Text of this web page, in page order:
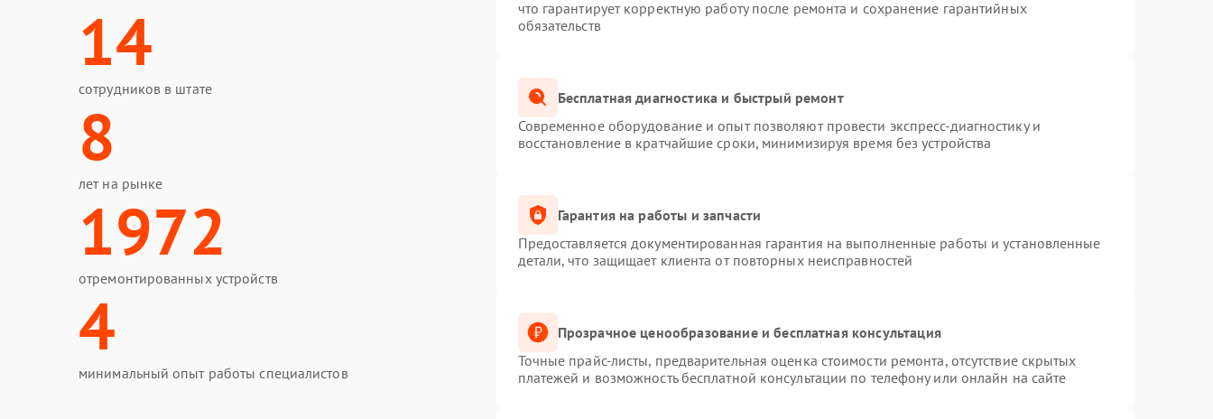
14
сотрудников в штате
8
лет на рынке
1972
отремонтированных устройств
4
минимальный опыт работы специалистов
что гарантирует корректную работу после ремонта и сохранение гарантийных
обязательств
Бесплатная диагностика и быстрый ремонт
Современное оборудование и опыт позволяют провести экспресс-диагностику и
восстановление в кратчайшие сроки, минимизируя время без устройства
Гарантия на работы и запчасти
Предоставляется документированная гарантия на выполненные работы и установленные
детали, что защищает клиента от повторных неисправностей
Прозрачное ценообразование и бесплатная консультация
Точные прайс-листы, предварительная оценка стоимости ремонта, отсутствие скрытых
платежей и возможность бесплатной консультации по телефону или онлайн на сайте